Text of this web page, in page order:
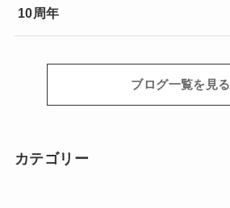
10周年
ブログ一覧を見る
カテゴリー